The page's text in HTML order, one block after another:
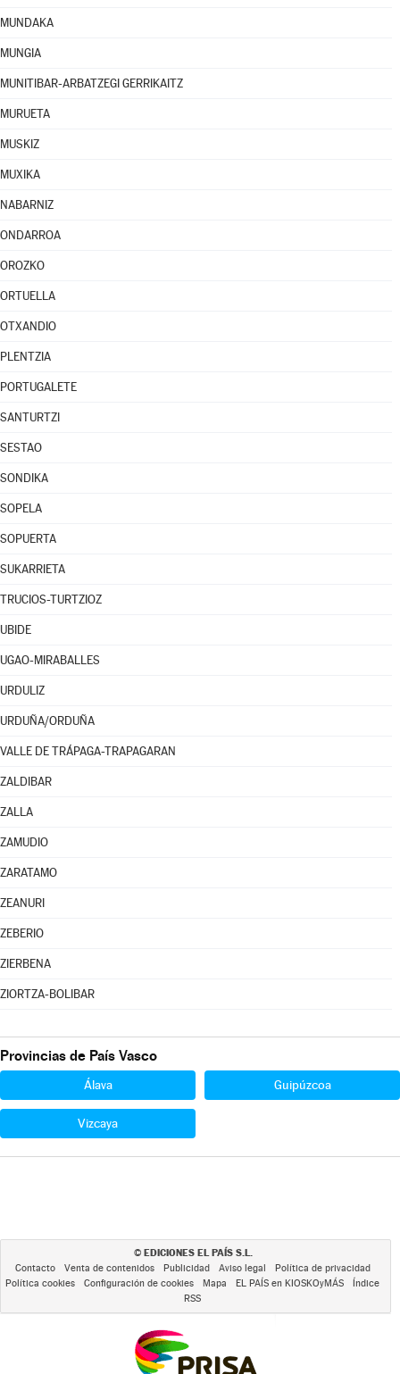
MUNDAKA
MUNGIA
MUNITIBAR-ARBATZEGI GERRIKAITZ
MURUETA
MUSKIZ
MUXIKA
NABARNIZ
ONDARROA
OROZKO
ORTUELLA
OTXANDIO
PLENTZIA
PORTUGALETE
SANTURTZI
SESTAO
SONDIKA
SOPELA
SOPUERTA
SUKARRIETA
TRUCIOS-TURTZIOZ
UBIDE
UGAO-MIRABALLES
URDULIZ
URDUÑA/ORDUÑA
VALLE DE TRÁPAGA-TRAPAGARAN
ZALDIBAR
ZALLA
ZAMUDIO
ZARATAMO
ZEANURI
ZEBERIO
ZIERBENA
ZIORTZA-BOLIBAR
Provincias de País Vasco
Álava Guipúzcoa
Vizcaya
© EDICIONES EL PAÍS S.L.
Contacto Venta de contenidos Publicidad Aviso legal
Política de privacidad
Política cookies
Configuración de cookies Mapa EL PAÍS en KIOSKOyMÁS
Índice
RSS